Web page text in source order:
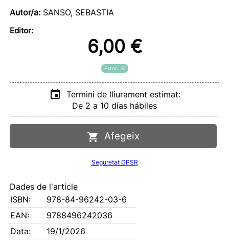
Autor/a: SANSO, SEBASTIA
Editor:
6,00 €
Estoc: Sí
Termini de lliurament estimat:
De 2 a 10 días hábiles
Afegeix
Seguretat GPSR
Dades de l'article
ISBN:
978-84-96242-03-6
EAN:
9788496242036
Data:
19/1/2026